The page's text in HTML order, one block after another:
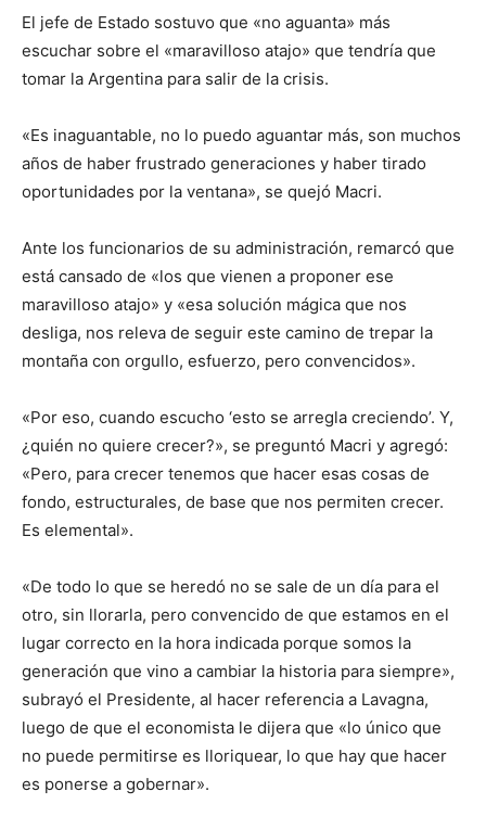
El jefe de Estado sostuvo que «no aguanta» más
escuchar sobre el «maravilloso atajo» que tendría que
tomar la Argentina para salir de la crisis.
«Es inaguantable, no lo puedo aguantar más, son muchos
años de haber frustrado generaciones y haber tirado
oportunidades por la ventana», se quejó Macri.
Ante los funcionarios de su administración, remarcó que
está cansado de «los que vienen a proponer ese
maravilloso atajo» y «esa solución mágica que nos
desliga, nos releva de seguir este camino de trepar la
montaña con orgullo, esfuerzo, pero convencidos».
«Por eso, cuando escucho ‘esto se arregla creciendo’. Y,
¿quién no quiere crecer?», se preguntó Macri y agregó:
«Pero, para crecer tenemos que hacer esas cosas de
fondo, estructurales, de base que nos permiten crecer.
Es elemental».
«De todo lo que se heredó no se sale de un día para el
otro, sin llorarla, pero convencido de que estamos en el
lugar correcto en la hora indicada porque somos la
generación que vino a cambiar la historia para siempre»,
subrayó el Presidente, al hacer referencia a Lavagna,
luego de que el economista le dijera que «lo único que
no puede permitirse es lloriquear, lo que hay que hacer
es ponerse a gobernar».